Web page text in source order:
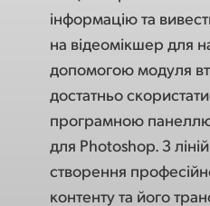
інформацію та
на відеомікшер для
допомогою модуля
достатньо
програмною панеллю
для Photoshop. З
створення
контенту та його